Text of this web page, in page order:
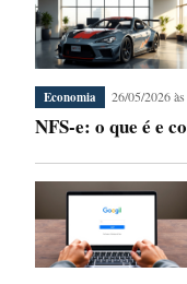
Economia 26/05/2026
NFS-e: o que é e